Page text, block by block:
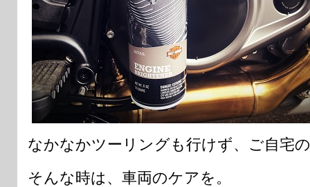
なかなかツーリングも行けず、ご自宅
そんな時は、車両のケアを。